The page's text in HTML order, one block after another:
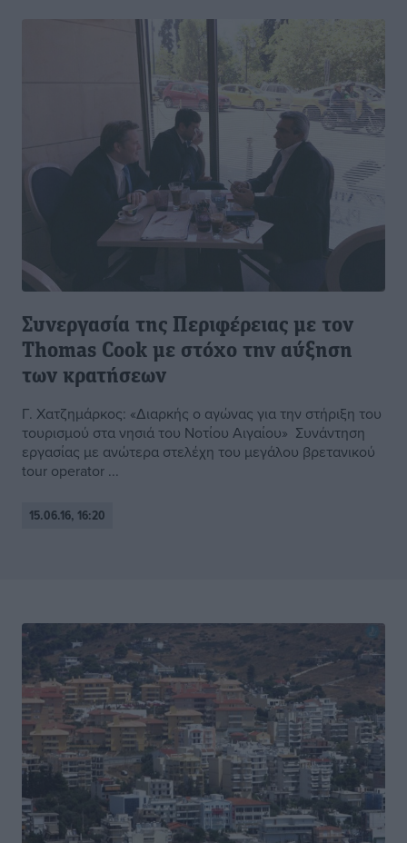
Συνεργασία της Περιφέρειας με τον
Thomas Cook με στόχο την αύξηση
των κρατήσεων
Γ. Χατζημάρκος: «Διαρκής ο αγώνας για την στήριξη του
τουρισμού στα νησιά του Νοτίου Αιγαίου» Συνάντηση
εργασίας με ανώτερα στελέχη του μεγάλου βρετανικού
tour operator ...
15.06.16, 16:20